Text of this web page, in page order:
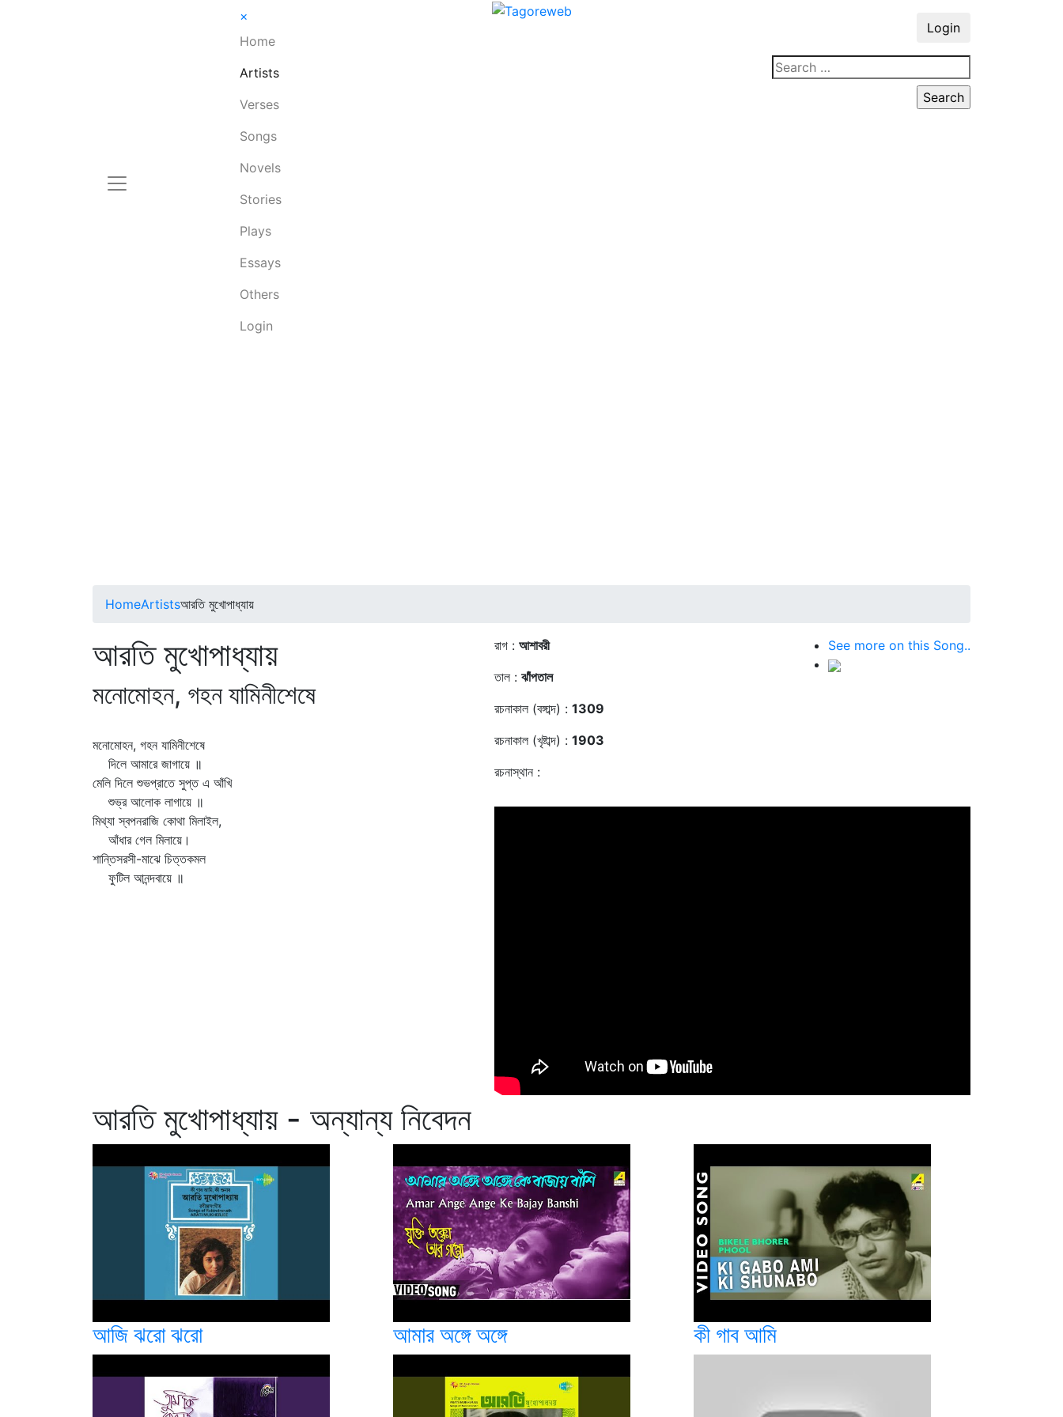
×
Home
Artists
Verses
Songs
Novels
Stories
Plays
Essays
Others
Login
Login
HomeArtistsআরতি মুখোপাধ্যায়
আরতি মুখোপাধ্যায়
মনোমোহন, গহন যামিনীশেষে
মনোমোহন, গহন যামিনীশেষে
দিলে আমারে জাগায়ে ॥
মেলি দিলে শুভপ্রাতে সুপ্ত এ আঁখি
শুভ্র আলোক লাগায়ে ॥
মিথ্যা স্বপনরাজি কোথা মিলাইল,
আঁধার গেল মিলায়ে।
শান্তিসরসী-মাঝে চিত্তকমল
ফুটিল আনন্দবায়ে ॥
রাগ : আশাবরী
তাল : ঝাঁপতাল
রচনাকাল (বঙ্গাব্দ) : 1309
রচনাকাল (খৃষ্টাব্দ) : 1903
রচনাস্থান :
See more on this Song..
আরতি মুখোপাধ্যায় - অন্যান্য নিবেদন
আজি ঝরো ঝরো আমার অঙ্গে অঙ্গে কী গাব আমি